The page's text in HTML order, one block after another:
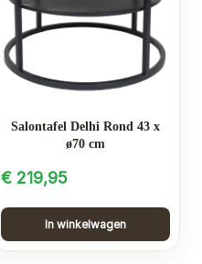
Salontafel Delhi Rond 43 x
ø70 cm
€219,95
In winkelwagen